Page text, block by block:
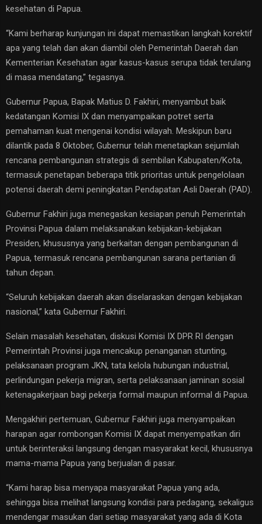
kesehatan di Papua.
​“Kami berharap kunjungan ini dapat memastikan langkah korektif
apa yang telah dan akan diambil oleh Pemerintah Daerah dan
Kementerian Kesehatan agar kasus-kasus serupa tidak terulang
di masa mendatang,” tegasnya.
​Gubernur Papua, Bapak Matius D. Fakhiri, menyambut baik
kedatangan Komisi IX dan menyampaikan potret serta
pemahaman kuat mengenai kondisi wilayah. Meskipun baru
dilantik pada 8 Oktober, Gubernur telah menetapkan sejumlah
rencana pembangunan strategis di sembilan Kabupaten/Kota,
termasuk penetapan beberapa titik prioritas untuk pengelolaan
potensi daerah demi peningkatan Pendapatan Asli Daerah (PAD).
​Gubernur Fakhiri juga menegaskan kesiapan penuh Pemerintah
Provinsi Papua dalam melaksanakan kebijakan-kebijakan
Presiden, khususnya yang berkaitan dengan pembangunan di
Papua, termasuk rencana pembangunan sarana pertanian di
tahun depan.
​“Seluruh kebijakan daerah akan diselaraskan dengan kebijakan
nasional,” kata Gubernur Fakhiri.
Selain masalah kesehatan, diskusi Komisi IX DPR RI dengan
Pemerintah Provinsi juga mencakup penanganan stunting,
pelaksanaan program JKN, tata kelola hubungan industrial,
perlindungan pekerja migran, serta pelaksanaan jaminan sosial
ketenagakerjaan bagi pekerja formal maupun informal di Papua.
​Mengakhiri pertemuan, Gubernur Fakhiri juga menyampaikan
harapan agar rombongan Komisi IX dapat menyempatkan diri
untuk berinteraksi langsung dengan masyarakat kecil, khususnya
mama-mama Papua yang berjualan di pasar.
​“Kami harap bisa menyapa masyarakat Papua yang ada,
sehingga bisa melihat langsung kondisi para pedagang, sekaligus
mendengar masukan dari setiap masyarakat yang ada di Kota